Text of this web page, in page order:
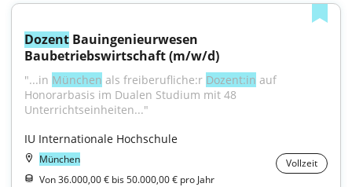
Dozent Bauingenieurwesen
Baubetriebswirtschaft (m/w/d)
"...in München als freiberufliche:r Dozent:in auf
Honorarbasis im Dualen Studium mit 48
Unterrichtseinheiten..."
IU Internationale Hochschule
München
Vollzeit
Von 36.000,00 € bis 50.000,00 € pro Jahr